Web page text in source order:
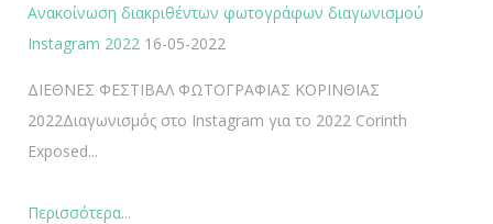
Ανακοίνωση διακριθέντων φωτογράφων διαγωνισμού
Instagram 2022 16-05-2022
ΔΙΕΘΝΕΣ ΦΕΣΤΙΒΑΛ ΦΩΤΟΓΡΑΦΙΑΣ ΚΟΡΙΝΘΙΑΣ
2022Διαγωνισμός στο Instagram για το 2022 Corinth
Exposed...
Περισσότερα...